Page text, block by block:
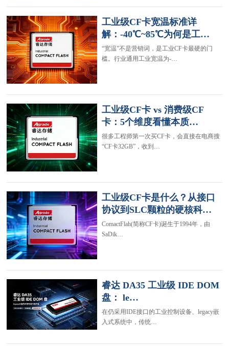
工业级CF卡宽温标准详
解：-40℃~85℃为何是工…
“宽温”不是营销词，是工业CF卡最硬的门
槛。行业通用工业宽温为-…
工业级CF卡 vs 消费级CF
卡：5个维度看懂本质…
很多工程师第一次买CF卡，会直接在电商搜
“CF卡32GB”，收到…
工业级CF卡是什么？从接口
协议到SLC颗粒的硬核科…
ComactFlah(简称CF卡)诞生于1994年，由
SaDik…
睿达 DA35 工业级 IDE DOM
盘： le…
在仍采用IDE接口的工业控制设备、legacy嵌
入式系统中，传统…